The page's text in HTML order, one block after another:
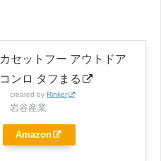
カセットフー アウトドア
コンロ タフまる
created by Rinker
岩谷産業
Amazon